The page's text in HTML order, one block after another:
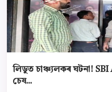
লিডুত চাঞ্চ্যলকৰ ঘটনা!
চেষ...